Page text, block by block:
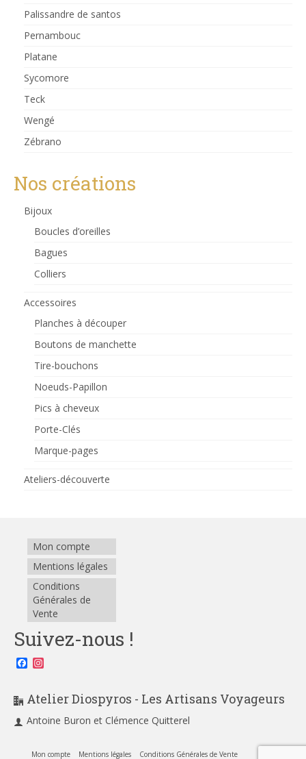
Palissandre de santos
Pernambouc
Platane
Sycomore
Teck
Wengé
Zébrano
Nos créations
Bijoux
Boucles d’oreilles
Bagues
Colliers
Accessoires
Planches à découper
Boutons de manchette
Tire-bouchons
Noeuds-Papillon
Pics à cheveux
Porte-Clés
Marque-pages
Ateliers-découverte
Mon compte
Mentions légales
Conditions
Générales de
Vente
Suivez-nous !
Facebook
Atelier Diospyros - Les Artisans Voyageurs
Antoine Buron et Clémence Quitterel
Mon compte Mentions légales Conditions Générales de Vente